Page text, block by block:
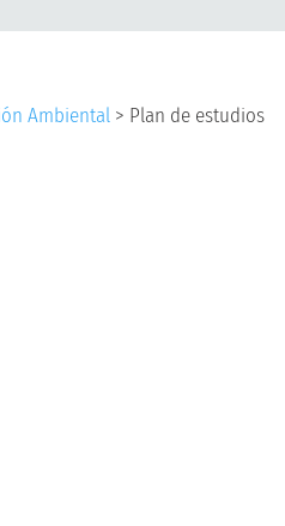
Ambiental > Plan de estudios